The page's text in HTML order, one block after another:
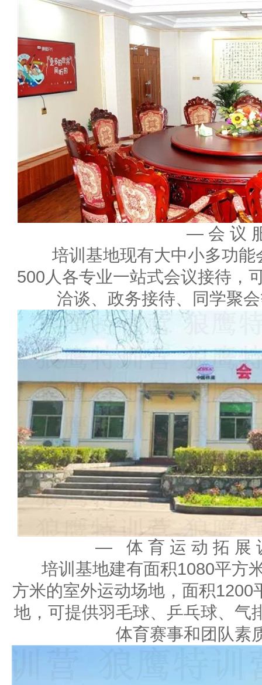
— 会 议
培训基地现有大中小多功能
500人各专业一站式会议接待，
洽谈、政务接待、同学聚
— 体 育 运 动 拓 展
培训基地建有面积1080平方
方米的室外运动场地，面积
地，可提供羽毛球、乒乓球、气
体育赛事和团队素